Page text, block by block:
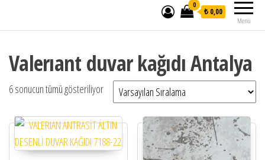
Menü
0
₺ 0,00
Valerıant duvar kağıdı Antalya
6 sonucun tümü gösteriliyor